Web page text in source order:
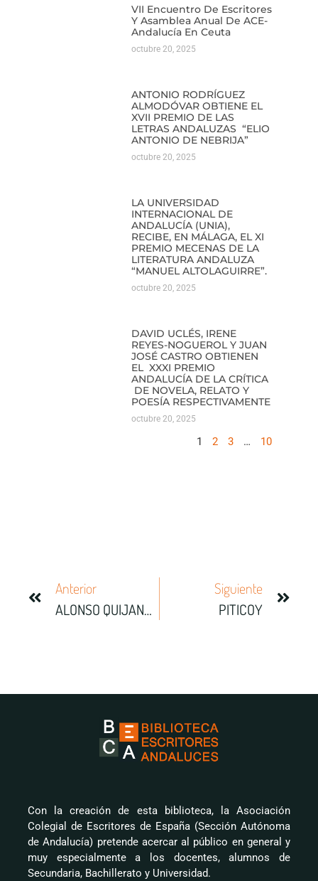
VII Encuentro De Escritores
Y Asamblea Anual De ACE-
Andalucía En Ceuta
octubre 20, 2025
ANTONIO RODRÍGUEZ
ALMODÓVAR OBTIENE EL
XVII PREMIO DE LAS
LETRAS ANDALUZAS “ELIO
ANTONIO DE NEBRIJA”
octubre 20, 2025
LA UNIVERSIDAD
INTERNACIONAL DE
ANDALUCÍA (UNIA),
RECIBE, EN MÁLAGA, EL XI
PREMIO MECENAS DE LA
LITERATURA ANDALUZA
“MANUEL ALTOLAGUIRRE”.
octubre 20, 2025
DAVID UCLÉS, IRENE
REYES-NOGUEROL Y JUAN
JOSÉ CASTRO OBTIENEN
EL XXXI PREMIO
ANDALUCÍA DE LA CRÍTICA
DE NOVELA, RELATO Y
POESÍA RESPECTIVAMENTE
octubre 20, 2025
1 2 3 … 10
Anterior
ALONSO QUIJANO, AUTOR Y PROTAGONISTA DE EL QUIJOTE
Siguiente
PITICOY
Con la creación de esta biblioteca, la Asociación
Colegial de Escritores de España (Sección Autónoma
de Andalucía) pretende acercar al público en general y
muy especialmente a los docentes, alumnos de
Secundaria, Bachillerato y Universidad.